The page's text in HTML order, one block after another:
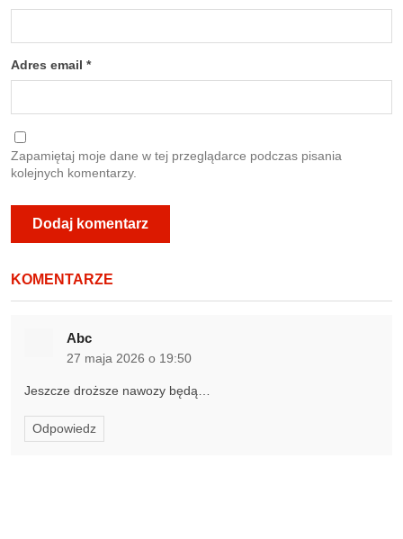
Adres email *
Zapamiętaj moje dane w tej przeglądarce podczas pisania
kolejnych komentarzy.
KOMENTARZE
Abc
27 maja 2026 o 19:50
Jeszcze droższe nawozy będą…
Odpowiedz